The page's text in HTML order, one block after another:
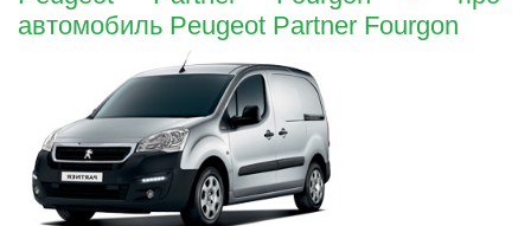
автомобиль Peugeot Partner Fourgon